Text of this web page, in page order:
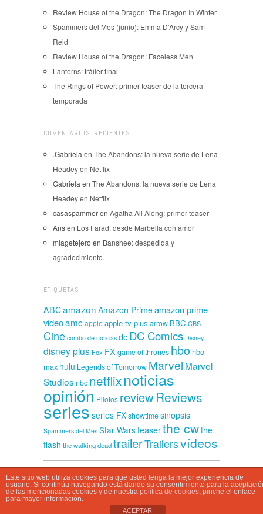
Review House of the Dragon: The Dragon In Winter
Spammers del Mes (junio): Emma D’Arcy y Sam
Reid
Review House of the Dragon: Faceless Men
Lanterns: tráiler final
The Rings of Power: primer teaser de la tercera
temporada
COMENTARIOS RECIENTES
.Gabriela en The Abandons: la nueva serie de Lena
Headey en Netflix
Gabriela en The Abandons: la nueva serie de Lena
Headey en Netflix
casaspammeren Agatha All Along: primer teaser
Ansen Los Farad: desde Marbella con amor
mlagetejero en Banshee: despedida y
agradecimiento.
ETIQUETAS
ABCamazon Amazon Primeamazon prime
videoamcapple apple tv plus arrow BBC CBS
Cine combo de noticias dcDC Comics Disney
disney plus Fox FX game of thrones hbo hbo
max hulu Legends of Tomorrow Marvel Marvel
Studios nbc netflixnoticias
opinión Pilotos reviewReviews
series series FXshowtimesinopsis
Spammers del Mes Star Warsteaserthe cwthe
flash the walking deadtrailerTrailersvídeos
CasaSpammer © 2026
Este sitio web utiliza cookies para que usted tenga la mejor experiencia de
usuario. Si continúa navegando está dando su consentimiento para la
de las mencionadas cookies y de nuestra política de cookies, pinche el enlace
para mayor información.
ACEPTAR